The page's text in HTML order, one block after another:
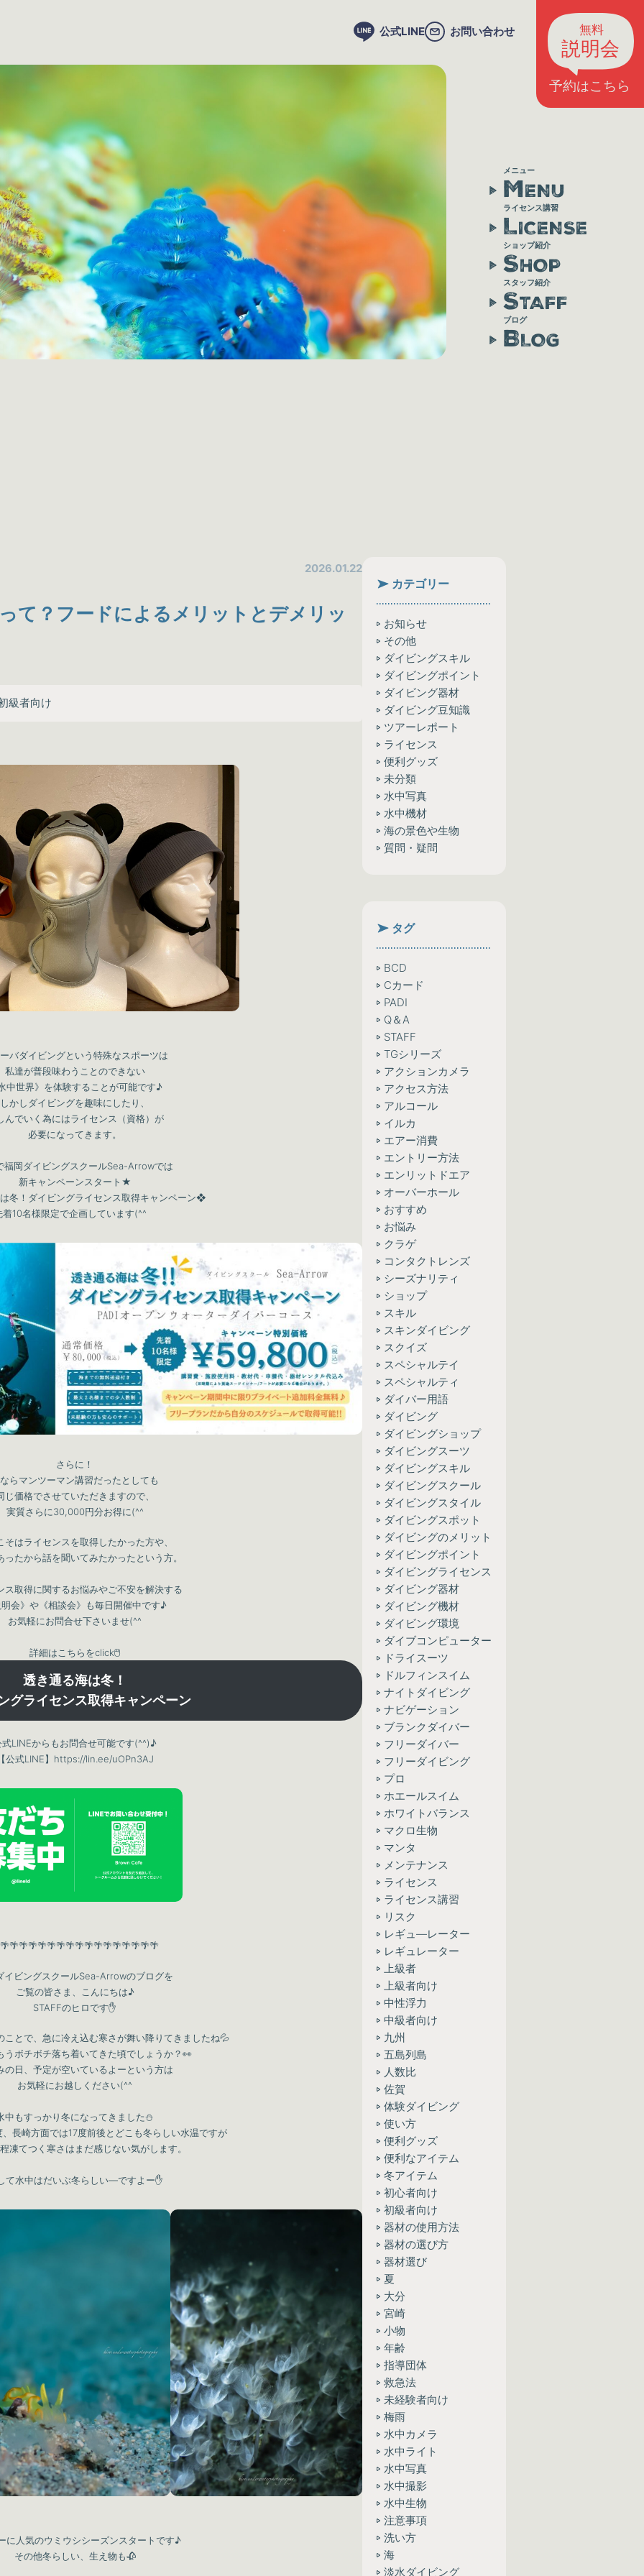
公式LINE お問い合わせ
メニュー
MENU
ライセンス講習
LICENSE
ショップ紹介
SHOP
スタッフ紹介
STAFF
ブログ
BLOG
2026.01.22
て？フードによるメリットとデメリッ
級者向け
バダイビングという特殊なスポーツは
私達が普段味わうことのできない
中世界》を体験することが可能です♪
しかしダイビングを趣味にしたり、
んでいく為にはライセンス（資格）が
必要になってきます。
福岡ダイビングスクールSea-Arrowでは
新キャンペーンスタート★
冬！ダイビングライセンス取得キャンペーン❖
着10名様限定で企画しています(^^ゞ
さらに！
らマンツーマン講習だったとしても
じ価格でさせていただきますので、
実質さらに30,000円分お得に(^^
そはライセンスを取得したかった方や、
ったから話を聞いてみたかったという方。
ス取得に関するお悩みやご不安を解決する
会》や《相談会》も毎日開催中です♪
お気軽にお問合せ下さいませ(^^
詳細はこちらをclick🖱
透き通る海は冬！
グライセンス取得キャンペーン
式LINEからもお問合せ可能です(^^)♪
公式LINE】 https://lin.ee/uOPn3AJ
イビングスクールSea-Arrowのブログを
ご覧の皆さま、こんにちは♪
STAFFのヒロです✋
ことで、急に冷え込む寒さが舞い降りてきましたね💦
うボチボチ落ち着いてきた頃でしょうか？👀
の日、予定が空いているよーという方は
お気軽にお越しください(^^
中もすっかり冬になってきました⛄
長崎方面では17度前後とどこも冬らしい水温ですが
凍てつく寒さはまだ感じない気がします。
て水中はだいぶ冬らしい―ですよー✋
に人気のウミウシシーズンスタートです♪
その他冬らしい、生え物も🥀
カテゴリー
お知らせ
その他
ダイビングスキル
ダイビングポイント
ダイビング器材
ダイビング豆知識
ツアーレポート
ライセンス
便利グッズ
未分類
水中写真
水中機材
海の景色や生物
質問・疑問
タグ
BCD
Cカード
PADI
Q＆A
STAFF
TGシリーズ
アクションカメラ
アクセス方法
アルコール
イルカ
エアー消費
エントリー方法
エンリットドエア
オーバーホール
おすすめ
お悩み
クラゲ
コンタクトレンズ
シーズナリティ
ショップ
スキル
スキンダイビング
スクイズ
スペシャルテイ
スペシャルティ
ダイバー用語
ダイビング
ダイビングショップ
ダイビングスーツ
ダイビングスキル
ダイビングスクール
ダイビングスタイル
ダイビングスポット
ダイビングのメリット
ダイビングポイント
ダイビングライセンス
ダイビング器材
ダイビング機材
ダイビング環境
ダイブコンピューター
ドライスーツ
ドルフィンスイム
ナイトダイビング
ナビゲーション
ブランクダイバー
フリーダイバー
フリーダイビング
プロ
ホエールスイム
ホワイトバランス
マクロ生物
マンタ
メンテナンス
ライセンス
ライセンス講習
リスク
レギュ―レーター
レギュレーター
上級者
上級者向け
中性浮力
中級者向け
九州
五島列島
人数比
佐賀
体験ダイビング
使い方
便利グッズ
便利なアイテム
冬アイテム
初心者向け
初級者向け
器材の使用方法
器材の選び方
器材選び
夏
大分
宮崎
小物
年齢
指導団体
救急法
未経験者向け
梅雨
水中カメラ
水中ライト
水中写真
水中撮影
水中生物
注意事項
洗い方
海
淡水ダイビング